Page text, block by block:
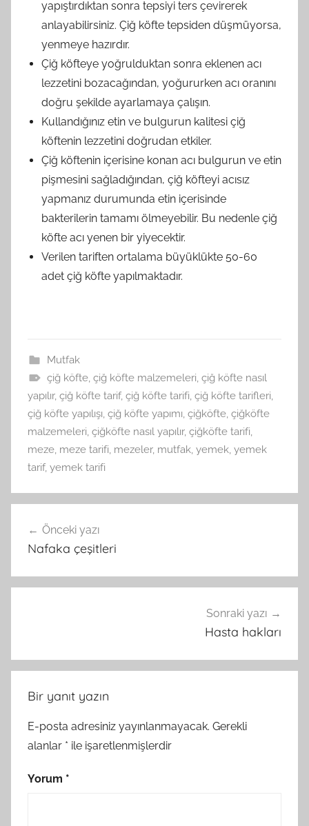
yapıştırdıktan sonra tepsiyi ters çevirerek
anlayabilirsiniz. Çiğ köfte tepsiden düşmüyorsa,
yenmeye hazırdır.
Çiğ köfteye yoğrulduktan sonra eklenen acı
lezzetini bozacağından, yoğururken acı oranını
doğru şekilde ayarlamaya çalışın.
Kullandığınız etin ve bulgurun kalitesi çiğ
köftenin lezzetini doğrudan etkiler.
Çiğ köftenin içerisine konan acı bulgurun ve etin
pişmesini sağladığından, çiğ köfteyi acısız
yapmanız durumunda etin içerisinde
bakterilerin tamamı ölmeyebilir. Bu nedenle çiğ
köfte acı yenen bir yiyecektir.
Verilen tariften ortalama büyüklükte 50-60
adet çiğ köfte yapılmaktadır.
Mutfak
çiğ köfte, çiğ köfte malzemeleri, çiğ köfte nasıl
yapılır, çiğ köfte tarif, çiğ köfte tarifi, çiğ köfte tarifleri,
çiğ köfte yapılışı, çiğ köfte yapımı, çiğköfte, çiğköfte
malzemeleri, çiğköfte nasıl yapılır, çiğköfte tarifi,
meze, meze tarifi, mezeler, mutfak, yemek, yemek
tarif, yemek tarifi
gezinmesi
Önceki yazı
Nafaka çeşitleri
Sonraki yazı
Hasta hakları
Bir yanıt yazın
E-posta adresiniz yayınlanmayacak. Gerekli
alanlar * ile işaretlenmişlerdir
Yorum *